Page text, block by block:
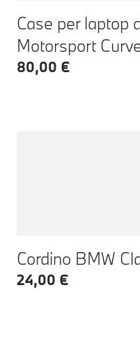
Case per laptop
Motorsport
80,00 €
Cordino BMW
24,00 €